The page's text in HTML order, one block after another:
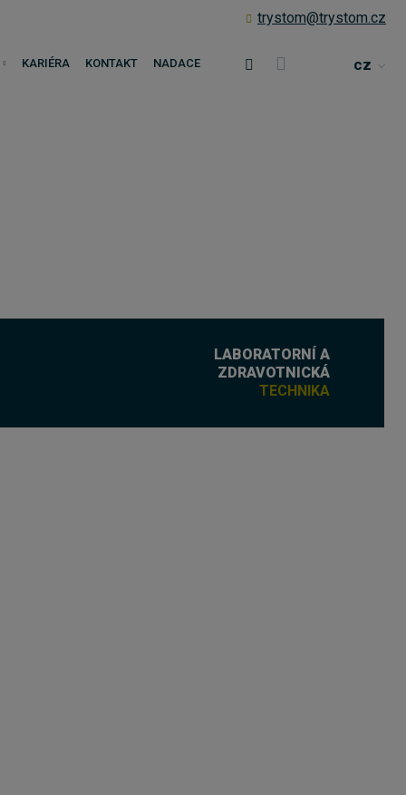
trystom@trystom.cz
KARIÉRA KONTAKT NADACE cz
LABORATORNÍ A
ZDRAVOTNICKÁ
TECHNIKA